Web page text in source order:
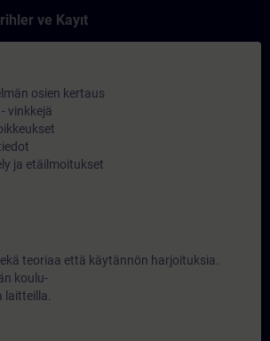
ve Kayıt
osien kertaus
vinkkejä
ja etäilmoitukset
teoriaa että käytännön harjoituksia.
koulu-
laitteilla.